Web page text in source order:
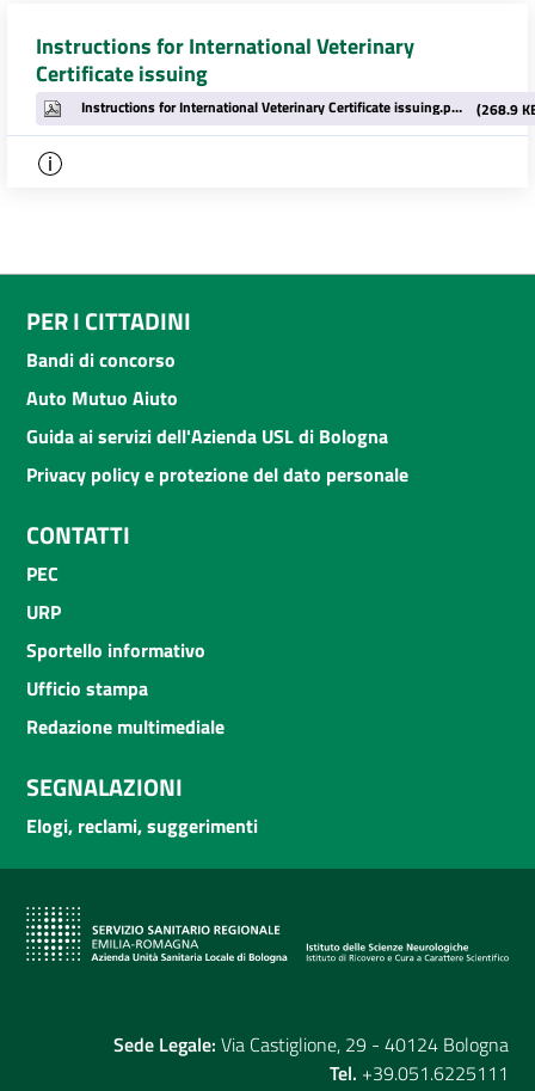
Instructions for International Veterinary
Certificate issuing
Instructions for International Veterinary Certificate issuing.pdf (268.9
PER I CITTADINI
Bandi di concorso
Auto Mutuo Aiuto
Guida ai servizi dell'Azienda USL di Bologna
Privacy policy e protezione del dato personale
CONTATTI
PEC
URP
Sportello informativo
Ufficio stampa
Redazione multimediale
SEGNALAZIONI
Elogi, reclami, suggerimenti
Sede Legale: Via Castiglione, 29 - 40124 Bologna
Tel. +39.051.6225111